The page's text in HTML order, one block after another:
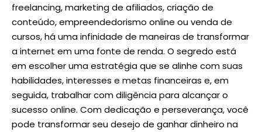
freelancing, marketing de afiliados, criação de
conteúdo, empreendedorismo online ou venda de
cursos, há uma infinidade de maneiras de transformar
a internet em uma fonte de renda. O segredo está
em escolher uma estratégia que se alinhe com suas
habilidades, interesses e metas financeiras e, em
seguida, trabalhar com diligência para alcançar o
sucesso online. Com dedicação e perseverança, você
pode transformar seu desejo de ganhar dinheiro na